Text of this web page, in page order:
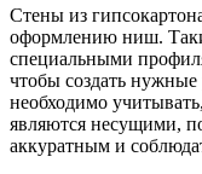
Стены из
оформлению ниш.
специальными
чтобы создать
необходимо
являются несущими,
аккуратным и